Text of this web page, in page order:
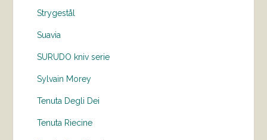
Strygestål
Suavia
SURUDO kniv serie
Sylvain Morey
Tenuta Degli Dei
Tenuta Riecine